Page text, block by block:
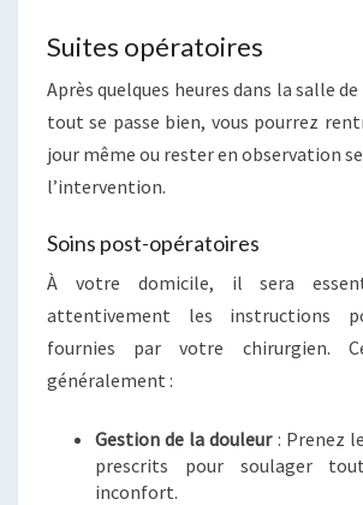
Suites opératoires
Après quelques heures dans la salle
tout se passe bien, vous pourrez
jour même ou rester en observation
l’intervention.
Soins post-opératoires
À votre domicile, il sera
attentivement les instructions
fournies par votre chirurgien.
généralement :
Gestion de la douleur: Prenez
prescrits pour soulager
inconfort.